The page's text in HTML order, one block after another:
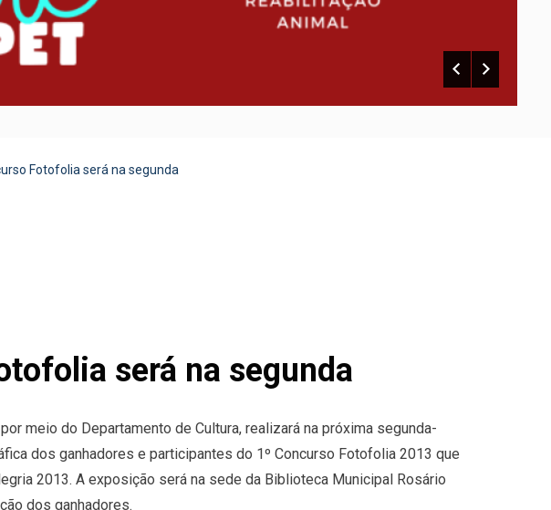
Fotofolia será na segunda
será na segunda
meio do Departamento de Cultura, realizará na próxima segunda-
dos ganhadores e participantes do 1º Concurso Fotofolia 2013 que
2013. A exposição será na sede da Biblioteca Municipal Rosário
dos ganhadores.